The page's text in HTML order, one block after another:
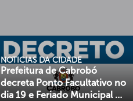
NOTICIAS DA CIDADE
Prefeitura de Cabrobó
decreta Ponto Facultativo no
dia 19 e Feriado Municipal no